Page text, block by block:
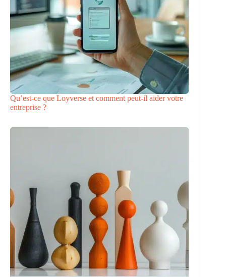
Qu’est-ce que Loyverse et comment peut-il aider votre
entreprise ?